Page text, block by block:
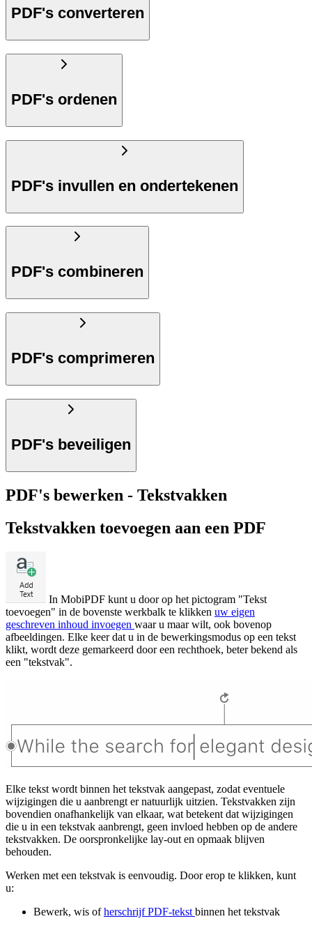
PDF's converteren
PDF's ordenen
PDF's invullen en ondertekenen
PDF's combineren
PDF's comprimeren
PDF's beveiligen
PDF's bewerken - Tekstvakken
Tekstvakken toevoegen aan een PDF
In MobiPDF kunt u door op het pictogram "Tekst
toevoegen" in de bovenste werkbalk te klikken uw eigen
geschreven inhoud invoegen waar u maar wilt, ook bovenop
afbeeldingen. Elke keer dat u in de bewerkingsmodus op een tekst
klikt, wordt deze gemarkeerd door een rechthoek, beter bekend als
een "tekstvak".
Elke tekst wordt binnen het tekstvak aangepast, zodat eventuele
wijzigingen die u aanbrengt er natuurlijk uitzien. Tekstvakken zijn
bovendien onafhankelijk van elkaar, wat betekent dat wijzigingen
die u in een tekstvak aanbrengt, geen invloed hebben op de andere
tekstvakken. De oorspronkelijke lay-out en opmaak blijven
behouden.
Werken met een tekstvak is eenvoudig. Door erop te klikken, kunt
u:
Bewerk, wis ofherschrijf PDF-tekst binnen het tekstvak